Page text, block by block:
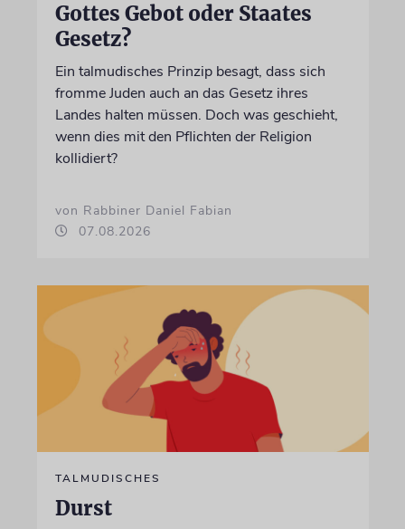
Gottes Gebot oder Staates
Gesetz?
Ein talmudisches Prinzip besagt, dass sich
fromme Juden auch an das Gesetz ihres
Landes halten müssen. Doch was geschieht,
wenn dies mit den Pflichten der Religion
kollidiert?
von Rabbiner Daniel Fabian
07.08.2026
TALMUDISCHES
Durst